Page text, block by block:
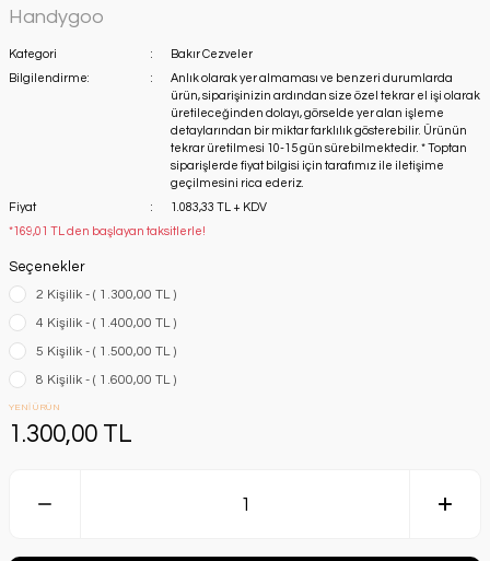
Handygoo
Kategori
Bakır Cezveler
Bilgilendirme:
Anlık olarak yer almaması ve benzeri durumlarda
ürün, siparişinizin ardından size özel tekrar el işi olarak
üretileceğinden dolayı, görselde yer alan işleme
detaylarından bir miktar farklılık gösterebilir. Ürünün
tekrar üretilmesi 10-15 gün sürebilmektedir. * Toptan
siparişlerde fiyat bilgisi için tarafımız ile iletişime
geçilmesini rica ederiz.
Fiyat
1.083,33 TL + KDV
*169,01 TL den başlayan taksitlerle!
Seçenekler
2 Kişilik - ( 1.300,00 TL )
4 Kişilik - ( 1.400,00 TL )
5 Kişilik - ( 1.500,00 TL )
8 Kişilik - ( 1.600,00 TL )
YENİ ÜRÜN
1.300,00 TL